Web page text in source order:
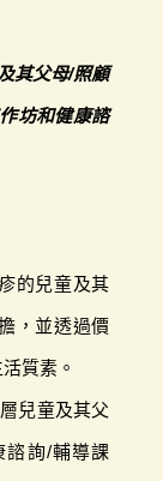
其父母/照顧
坊和健康諮
的兒童及其
，並透過價
質素。
兒童及其父
諮詢/輔導課